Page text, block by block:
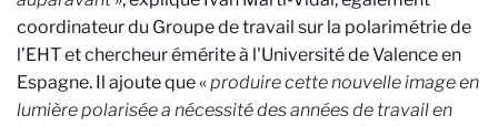
coordinateur du Groupe de travail sur la polarimétrie de
l’EHT etchercheur émérite à l'Université de Valence en
Espagne. Il ajoute que «produire cette nouvelle image en
lumière polarisée a nécessité des années de travail en